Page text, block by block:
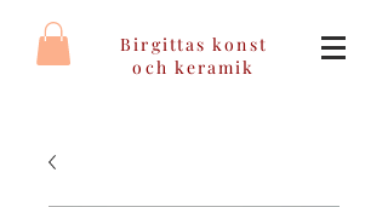
Birgittas konst
och keramik